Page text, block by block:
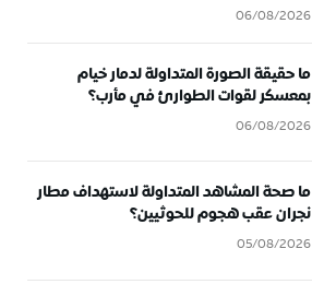
06/08/2026
ما حقيقة الصورة المتداولة لدمار خيام
بمعسكر لقوات الطوارئ في مأرب؟
06/08/2026
ما صحة المشاهد المتداولة لاستهداف مطار
نجران عقب هجوم للحوثيين؟
05/08/2026